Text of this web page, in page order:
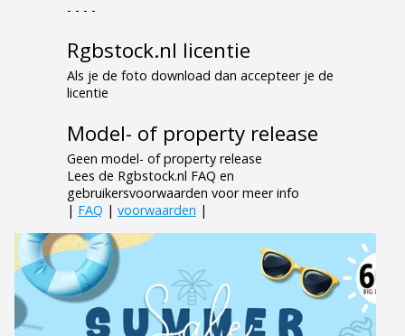
- - - -
Rgbstock.nl licentie
Als je de foto download dan accepteer je de
licentie
Model- of property release
Geen model- of property release
Lees de Rgbstock.nl FAQ en
gebruikersvoorwaarden voor meer info
| FAQ | voorwaarden |